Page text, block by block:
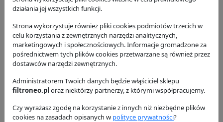
P550588
Donaldson
37.93 zł
Filtr powietrza
P775300
Donaldson
79.94 zł
działania jej wszystkich funkcji.
Strona wykorzystuje również pliki cookies podmiotów trzecich w
celu korzystania z zewnętrznych narzędzi analitycznych,
marketingowych i społecznościowych. Informacje gromadzone za
pośrednictwem tych plików cookies przetwarzane są również przez
dostawców narzędzi zewnętrznych.
Administratorem Twoich danych będzie włąściciel sklepu
filtroneo.pl oraz niektórzy partnerzy, z którymi współpracujemy.
Czy wyrażasz zgodę na korzystanie z innych niż niezbędne plików
cookies na zasadach opisanych w polityce prywatności?